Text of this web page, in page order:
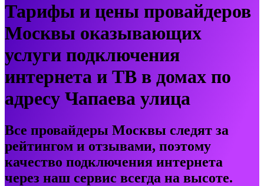
Тарифы и цены провайдеров
Москвы оказывающих
услуги подключения
интернета и ТВ в домах по
адресу Чапаева улица
Все провайдеры Москвы следят за
рейтингом и отзывами, поэтому
качество подключения интернета
через наш сервис всегда на высоте.